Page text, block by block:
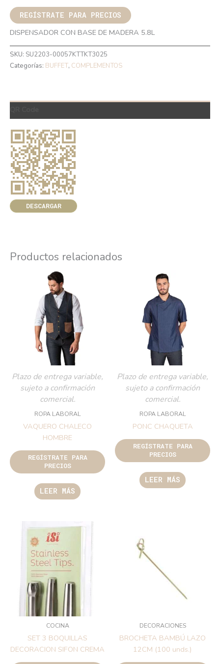
REGÍSTRATE PARA PRECIOS
DISPENSADOR CON BASE DE MADERA 5.8L
SKU: SU2203-00057KTTKT3025
Categorías: BUFFET, COMPLEMENTOS
DESCARGAR
Productos relacionados
Plazo de entrega variable,
sujeto a confirmación
comercial.
ROPA LABORAL
VAQUERO CHALECO
HOMBRE
REGÍSTRATE PARA
PRECIOS
LEER MÁS
Plazo de entrega variable,
sujeto a confirmación
comercial.
ROPA LABORAL
PONC CHAQUETA
REGÍSTRATE PARA
PRECIOS
LEER MÁS
COCINA
SET 3 BOQUILLAS
DECORACION SIFON CREMA
DECORACIONES
BROCHETA BAMBÚ LAZO
12CM (100 unds.)